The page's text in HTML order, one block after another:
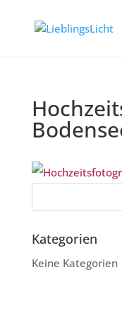
Kategorien
Keine Kategorien